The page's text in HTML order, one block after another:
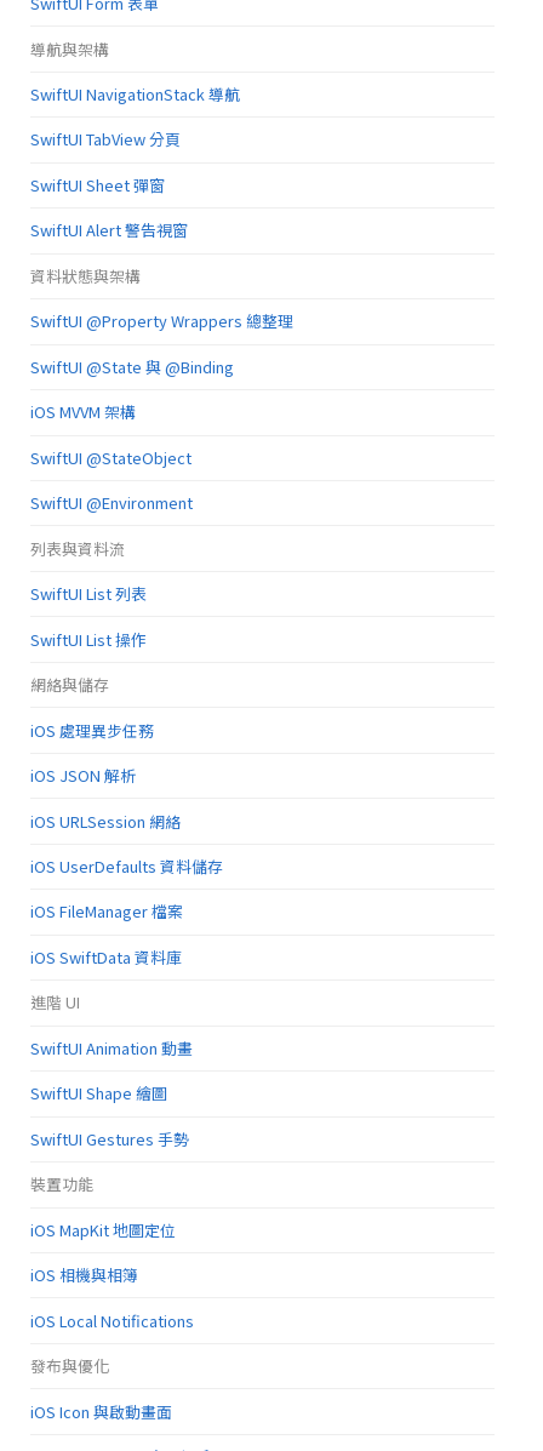
導航與架構
SwiftUI NavigationStack 導航
SwiftUI TabView 分頁
SwiftUI Sheet 彈窗
SwiftUI Alert 警告視窗
資料狀態與架構
SwiftUI @Property Wrappers 總整理
SwiftUI @State 與 @Binding
iOS MVVM 架構
SwiftUI @StateObject
SwiftUI @Environment
列表與資料流
SwiftUI List 列表
SwiftUI List 操作
網絡與儲存
iOS 處理異步任務
iOS JSON 解析
iOS URLSession 網絡
iOS UserDefaults 資料儲存
iOS FileManager 檔案
iOS SwiftData 資料庫
進階 UI
SwiftUI Animation 動畫
SwiftUI Shape 繪圖
SwiftUI Gestures 手勢
裝置功能
iOS MapKit 地圖定位
iOS 相機與相簿
iOS Local Notifications
發布與優化
iOS Icon 與啟動畫面